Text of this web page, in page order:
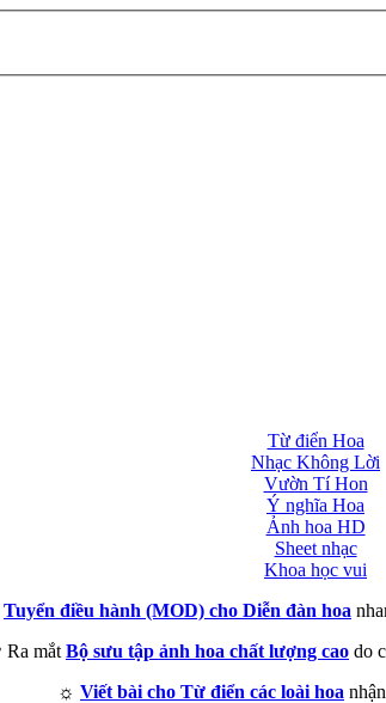
Từ điển Hoa
Nhạc Không Lời
Vườn Tí Hon
Ý nghĩa Hoa
Ảnh hoa HD
Sheet nhạc
Khoa học vui
Tuyển điều hành (MOD) cho Diễn đàn hoa
Ra mắt Bộ sưu tập ảnh hoa chất lượng cao do
☼ Viết bài cho Từ điển các loài hoa